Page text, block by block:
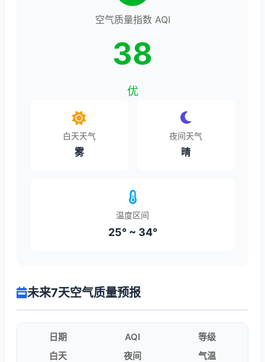
空气质量指数 AQI
38
优
白天天气
雾
夜间天气
晴
温度区间
25° ~ 34°
未来7天空气质量预报
日期 AQI
等级
白天
夜间 气温